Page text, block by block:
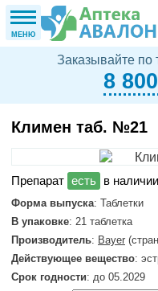
МЕНЮ
Заказывайте
8
Климен таб. №21
в
Форма выпуска: Таблетки
В упаковке: 21 таблетка
Производитель: Bayer
Действующее вещество:
Срок годности: до 05.2029